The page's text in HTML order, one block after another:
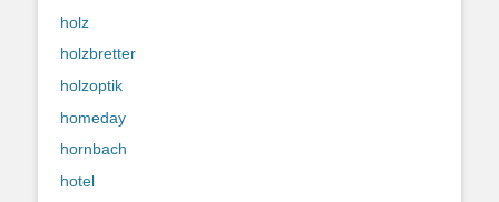
holz
holzbretter
holzoptik
homeday
hornbach
hotel